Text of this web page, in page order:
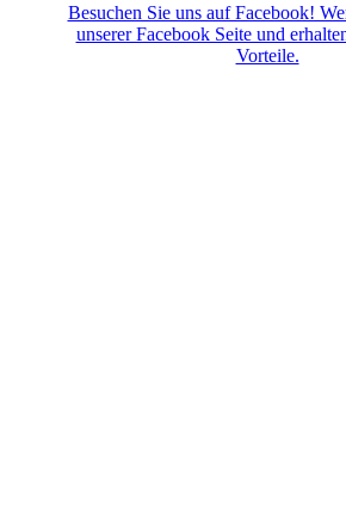
Besuchen Sie uns auf Facebook!
unserer Facebook Seite und
Vorteile.